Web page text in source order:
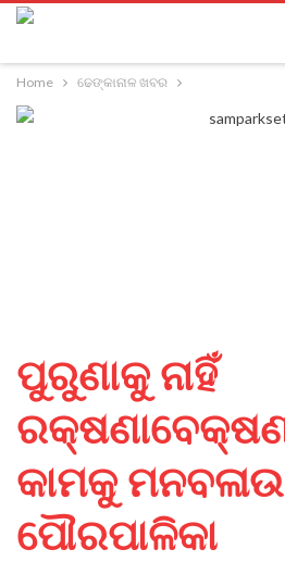
Home ଢେଙ୍କାନାଳ ଖବର
ପୁରୁଣାକୁ ନାହିଁ
କାମକୁ
ପୌରପାଳିକା